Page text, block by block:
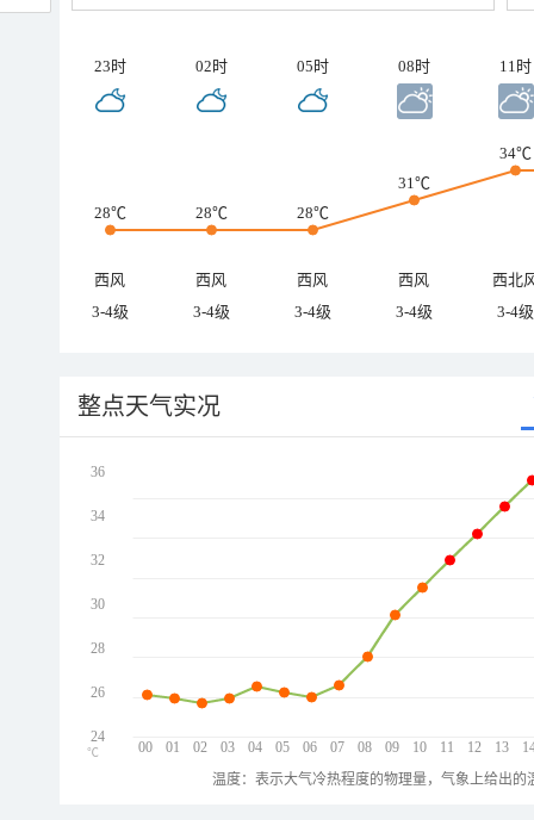
23时 02时 05时 08时 11时
28℃ 28℃ 28℃
31℃
34℃
西风 西风 西风 西风
西北
3-4级
3-4级 3-4级 3-4级 3-4级
整点天气实况
00 01 02 03 04 05 06 07 08 09 10 11 12 13
36
34
32
30
28
26
24
℃
温度：表示大气冷热程度的物理量，气象上给出